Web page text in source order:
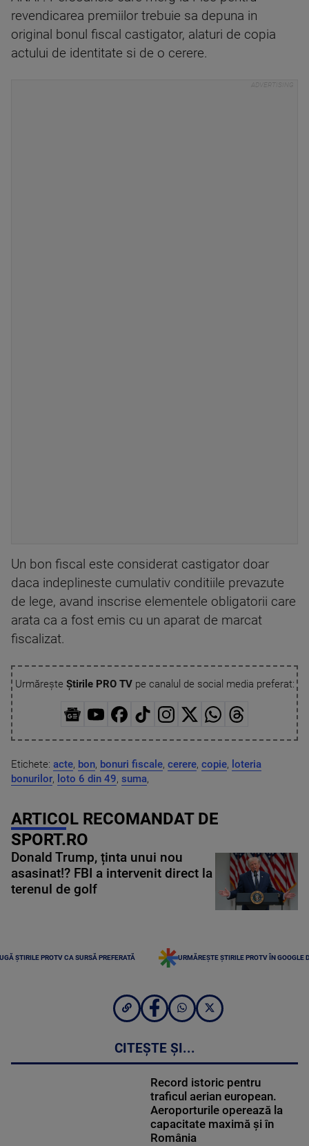
revendicarea premiilor trebuie sa depuna in
original bonul fiscal castigator, alaturi de copia
actului de identitate si de o cerere.
Un bon fiscal este considerat castigator doar
daca indeplineste cumulativ conditiile prevazute
de lege, avand inscrise elementele obligatorii care
arata ca a fost emis cu un aparat de marcat
fiscalizat.
Urmărește Știrile PRO TVpe canalul de social media preferat:
Etichete: acte, bon, bonuri fiscale, cerere, copie, loteria
bonurilor, loto 6 din 49, suma,
ARTICOL RECOMANDAT DE
SPORT.RO
Donald Trump, ținta unui nou
asasinat!? FBI a intervenit direct la
terenul de golf
ȘTIRILE PROTV CA SURSĂ PREFERATĂ URMĂREȘTE ȘTIRILE PROTV ÎN GOOGLE
CITEȘTE ȘI...
Record istoric pentru
traficul aerian european.
Aeroporturile operează la
capacitate maximă și în
România